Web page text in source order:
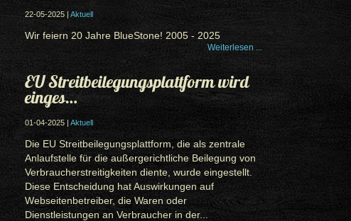
22-05-2025 | Aktuell
Wir feiern 20 Jahre BlueStone! 2005 - 2025
Weiterlesen ...
EU Streitbeilegungsplattform wird
einges…
01-04-2025 | Aktuell
Die EU Streitbeilegungsplattform, die als zentrale
Anlaufstelle für die außergerichtliche Beilegung von
Verbraucherstreitigkeiten diente, wurde eingestellt.
Diese Entscheidung hat Auswirkungen auf
Webseitenbetreiber, die Waren oder
Dienstleistungen an Verbraucher in der...